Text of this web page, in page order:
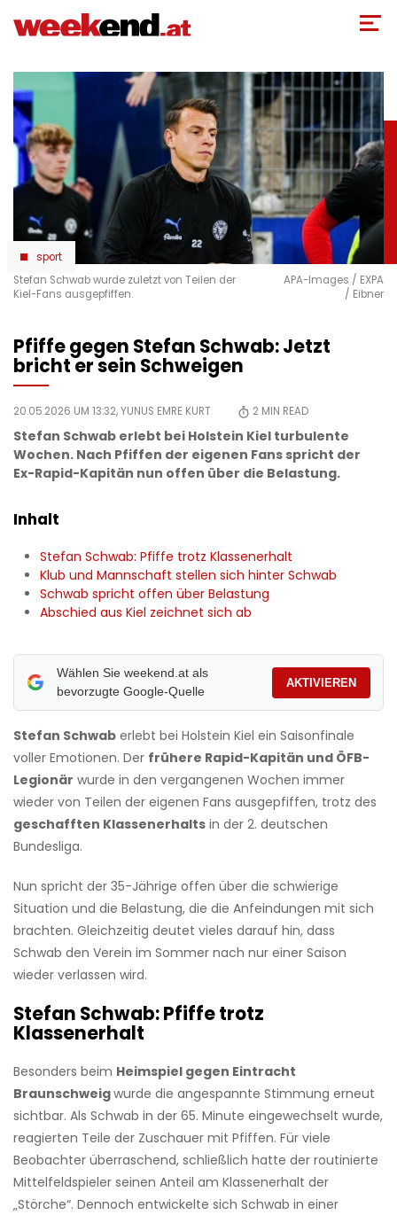
zum
sport
Stefan Schwab wurde zuletzt von Teilen der
Kiel-Fans ausgepfiffen.
APA-Images / EXPA
/ Eibner
Pfiffe gegen Stefan Schwab: Jetzt
bricht er sein Schweigen
20.05.2026 UM 13:32,YUNUS EMRE KURT 2 MIN READ
Stefan Schwab erlebt bei Holstein Kiel turbulente
Wochen. Nach Pfiffen der eigenen Fans spricht der
Ex-Rapid-Kapitän nun offen über die Belastung.
Inhalt
Stefan Schwab: Pfiffe trotz Klassenerhalt
Klub und Mannschaft stellen sich hinter Schwab
Schwab spricht offen über Belastung
Abschied aus Kiel zeichnet sich ab
Wählen Sie weekend.at als
bevorzugte Google-Quelle
AKTIVIEREN
Stefan Schwab erlebt bei Holstein Kiel ein Saisonfinale
voller Emotionen. Der frühere Rapid-Kapitän und ÖFB-
Legionär wurde in den vergangenen Wochen immer
wieder von Teilen der eigenen Fans ausgepfiffen, trotz des
geschafften Klassenerhalts in der 2. deutschen
Bundesliga.
Nun spricht der 35-Jährige offen über die schwierige
Situation und die Belastung, die die Anfeindungen mit sich
brachten. Gleichzeitig deutet vieles darauf hin, dass
Schwab den Verein im Sommer nach nur einer Saison
wieder verlassen wird.
Stefan Schwab: Pfiffe trotz
Klassenerhalt
Besonders beim Heimspiel gegen Eintracht
Braunschweigwurde die angespannte Stimmung erneut
sichtbar. Als Schwab in der 65. Minute eingewechselt wurde,
reagierten Teile der Zuschauer mit Pfiffen. Für viele
Beobachter überraschend, schließlich hatte der routinierte
Mittelfeldspieler seinen Anteil am Klassenerhalt der
„Störche“. Dennoch entwickelte sich Schwab in einer